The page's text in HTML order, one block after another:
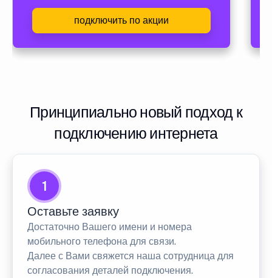
подключить по акции
Принципиально новый подход к
подключению интернета
1
Оставьте заявку
Достаточно Вашего имени и номера
мобильного телефона для связи.
Далее с Вами свяжется наша сотрудница для
согласования деталей подключения.